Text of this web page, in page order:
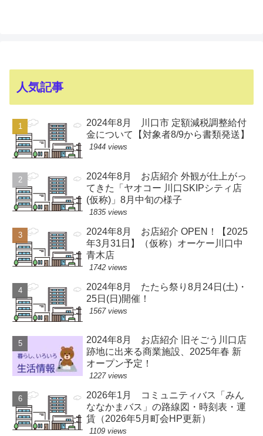
人気記事
2024年8月 川口市 定額減税調整給付
金について【対象者8/9から書類発送】
1944 views
2024年8月 お店紹介 外観が仕上がっ
てきた「ヤオコー 川口SKIPシティ店
(仮称)」8月中旬の様子
1835 views
2024年8月 お店紹介 OPEN！【2025
年3月31日】（仮称）オーケー川口中
青木店
1742 views
2024年8月 たたら祭り8月24日(土)・
25日(日)開催！
1567 views
2024年8月 お店紹介 旧そごう川口店
跡地に出来る商業施設、2025年春 新
オープン予定！
1227 views
2026年1月 コミュニティバス「みん
ななかまバス」の路線図・時刻表・運
賃（2026年5月町会HP更新）
1109 views